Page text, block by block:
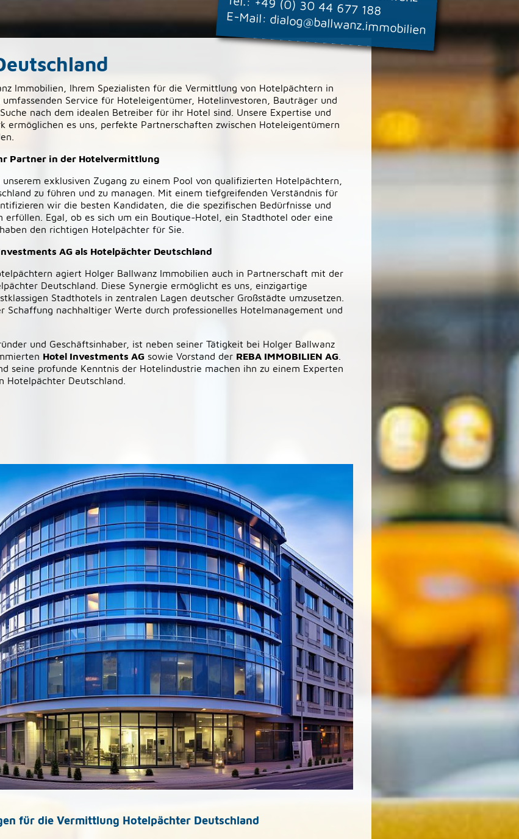
+49 (0) 30 44 677 188
E-Mail:dialog@ballwanz.immobilien
Immobilien, Ihrem Spezialisten für die Vermittlung von Hotelpächtern in
Service für Hoteleigentümer, Hotelinvestoren, Bauträger und
nach dem idealen Betreiber für ihr Hotel sind. Unsere Expertise und
ermöglichen es uns, perfekte Partnerschaften zwischen Hoteleigentümern
Partner in der Hotelvermittlung
exklusiven Zugang zu einem Pool von qualifizierten Hotelpächtern,
zu führen und zu managen. Mit einem tiefgreifenden Verständnis für
wir die besten Kandidaten, die die spezifischen Bedürfnisse und
erfüllen. Egal, ob es sich um ein Boutique-Hotel, ein Stadthotel oder eine
den richtigen Hotelpächter für Sie.
AG als Hotelpächter Deutschland
agiert Holger Ballwanz Immobilien auch in Partnerschaft mit der
Deutschland. Diese Synergie ermöglicht es uns, einzigartige
Stadthotels in zentralen Lagen deutscher Großstädte umzusetzen.
Schaffung nachhaltiger Werte durch professionelles Hotelmanagement und
und Geschäftsinhaber, ist neben seiner Tätigkeit bei Holger Ballwanz
Hotel Investments AG sowie Vorstand der REBA IMMOBILIEN AG
seine profunde Kenntnis der Hotelindustrie machen ihn zu einem Experten
Hotelpächter Deutschland.
für die Vermittlung Hotelpächter Deutschland